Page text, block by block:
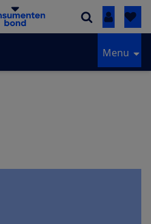
Inloggen
Menu